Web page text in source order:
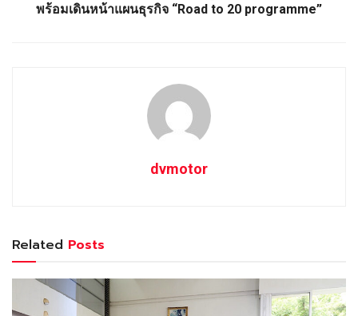
พร้อมเดินหน้าแผนธุรกิจ “Road to 20 programme”
dvmotor
Related Posts